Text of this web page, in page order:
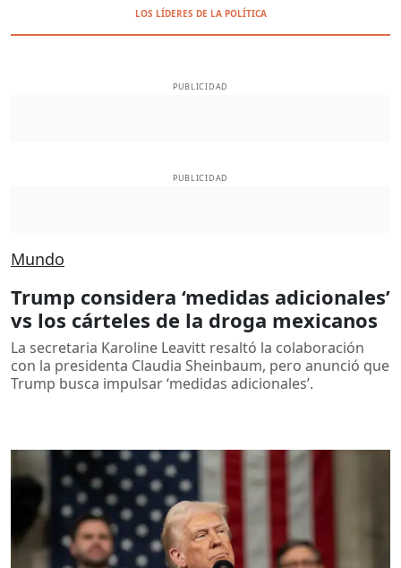
LOS LÍDERES DE LA POLÍTICA
PUBLICIDAD
PUBLICIDAD
Mundo
Trump considera ‘medidas adicionales’
vs los cárteles de la droga mexicanos
La secretaria Karoline Leavitt resaltó la colaboración
con la presidenta Claudia Sheinbaum, pero anunció que
Trump busca impulsar ‘medidas adicionales’.